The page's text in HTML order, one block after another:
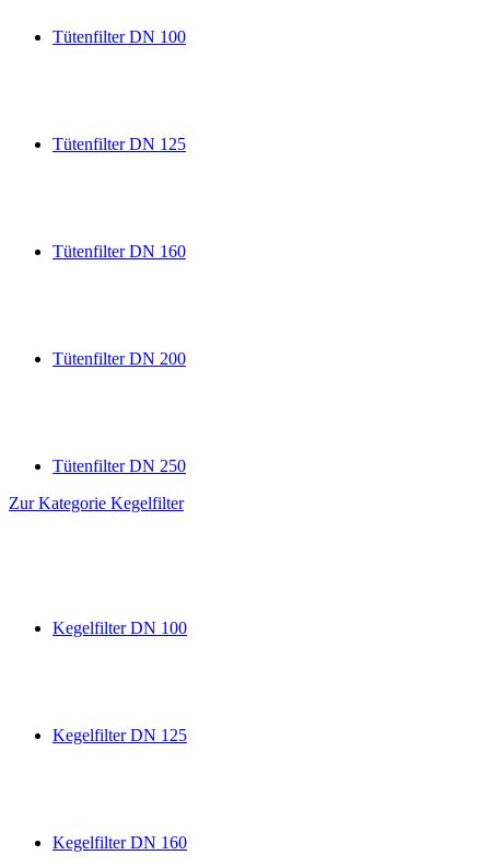
Tütenfilter DN 100
Tütenfilter DN 125
Tütenfilter DN 160
Tütenfilter DN 200
Tütenfilter DN 250
Zur Kategorie Kegelfilter
Kegelfilter DN 100
Kegelfilter DN 125
Kegelfilter DN 160